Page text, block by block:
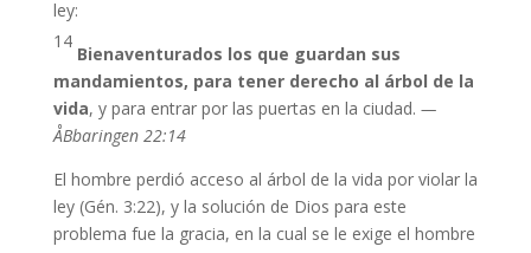
ley:
14
Bienaventurados los que guardan sus
mandamientos, para tener derecho al árbol de la
vida, y para entrar por las puertas en la ciudad. —
ÅBbaringen 22:14
El hombre perdió acceso al árbol de la vida por violar la
ley (Gén. 3:22), y la solución de Dios para este
problema fue la gracia, en la cual se le exige el hombre